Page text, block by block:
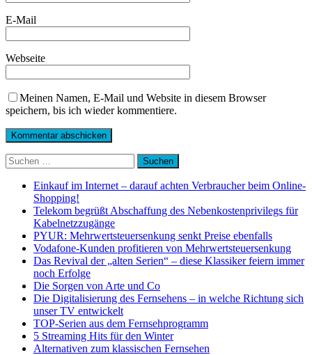
E-Mail
Webseite
Meinen Namen, E-Mail und Website in diesem Browser
speichern, bis ich wieder kommentiere.
Suchen
nach:
Einkauf im Internet – darauf achten Verbraucher beim Online-
Shopping!
Telekom begrüßt Abschaffung des Nebenkostenprivilegs für
Kabelnetzzugänge
PYUR: Mehrwertsteuersenkung senkt Preise ebenfalls
Vodafone-Kunden profitieren von Mehrwertsteuersenkung
Das Revival der „alten Serien“ – diese Klassiker feiern immer
noch Erfolge
Die Sorgen von Arte und Co
Die Digitalisierung des Fernsehens – in welche Richtung sich
unser TV entwickelt
TOP-Serien aus dem Fernsehprogramm
5 Streaming Hits für den Winter
Alternativen zum klassischen Fernsehen